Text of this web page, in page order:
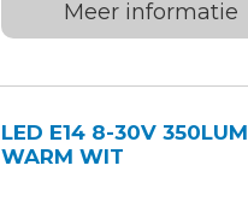
Meer informatie
LED E14 8-30V 350LUM
WARM WIT